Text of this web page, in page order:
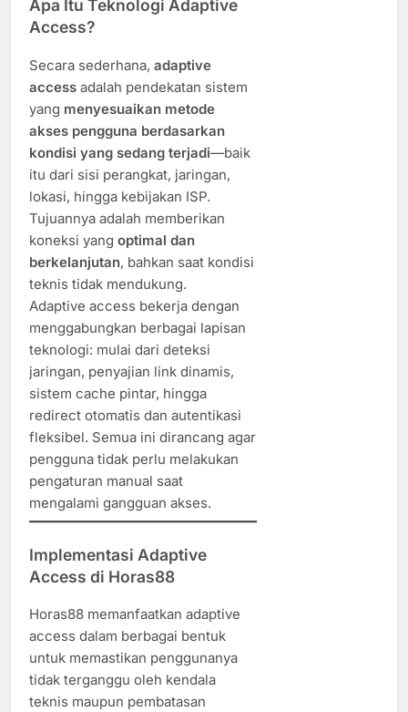
Apa Itu Teknologi Adaptive
Access?
Secara sederhana, adaptive
access adalah pendekatan sistem
yang menyesuaikan metode
akses pengguna berdasarkan
kondisi yang sedang terjadi—baik
itu dari sisi perangkat, jaringan,
lokasi, hingga kebijakan ISP.
Tujuannya adalah memberikan
koneksi yang optimal dan
berkelanjutan, bahkan saat kondisi
teknis tidak mendukung.
Adaptive access bekerja dengan
menggabungkan berbagai lapisan
teknologi: mulai dari deteksi
jaringan, penyajian link dinamis,
sistem cache pintar, hingga
redirect otomatis dan autentikasi
fleksibel. Semua ini dirancang agar
pengguna tidak perlu melakukan
pengaturan manual saat
mengalami gangguan akses.
Implementasi Adaptive
Access di Horas88
Horas88 memanfaatkan adaptive
access dalam berbagai bentuk
untuk memastikan penggunanya
tidak terganggu oleh kendala
teknis maupun pembatasan